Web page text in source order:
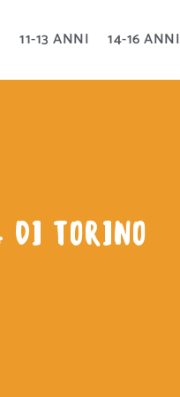
11-13 ANNI 14-16 ANNI
TORINO